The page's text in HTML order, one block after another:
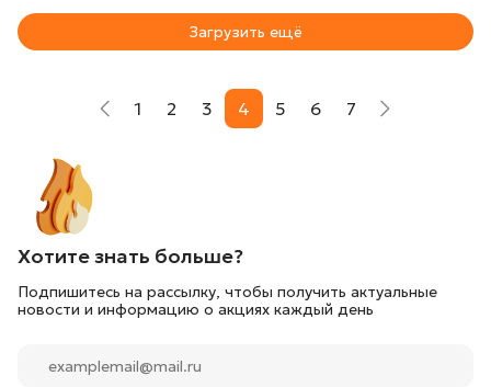
Загрузить ещё
1 2 3 4 5 6 7
Хотите знать больше?
Подпишитесь на рассылку, чтобы получить актуальные
новости и информацию о акциях каждый день